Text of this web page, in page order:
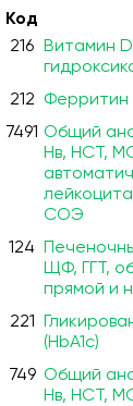
Код
216
Витамин
212 Ферритин
7491 Общий
Нв, HCT,
СОЭ
124
ЩФ, ГГТ,
прямой и
221
(HbA1c)
749 Общий
Нв, HCT,